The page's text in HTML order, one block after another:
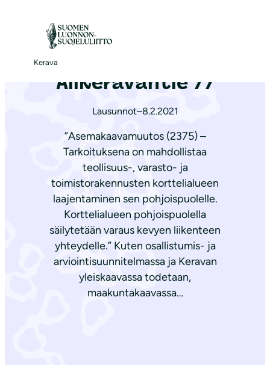
Kerava
Etusivu|Ajankohtaista
Alikeravantie 77
Lausunnot–8.2.2021
”Asemakaavamuutos (2375) –
Tarkoituksena on mahdollistaa
teollisuus-, varasto- ja
toimistorakennusten korttelialueen
laajentaminen sen pohjoispuolelle.
Korttelialueen pohjoispuolella
säilytetään varaus kevyen liikenteen
yhteydelle.” Kuten osallistumis- ja
arviointisuunnitelmassa ja Keravan
yleiskaavassa todetaan,
maakuntakaavassa…